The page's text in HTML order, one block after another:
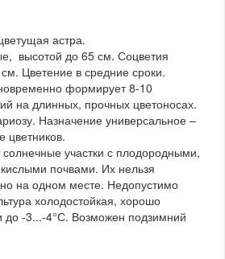
астра.
высотой до 65 см. Соцветия
Цветение в средние сроки.
формирует 8-10
на длинных, прочных цветоносах.
Назначение универсальное –
цветников.
участки с плодородными,
почвами. Их нельзя
на одном месте. Недопустимо
холодостойкая, хорошо
до -3...-4°С. Возможен подзимний